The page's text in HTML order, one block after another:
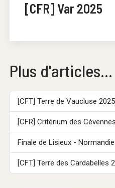
[CFR] Var 2025
Plus d'articles...
[CFT] Terre de Vaucluse 2025
[CFR] Critérium des
Finale de Lisieux -
[CFT] Terre des Cardabelles